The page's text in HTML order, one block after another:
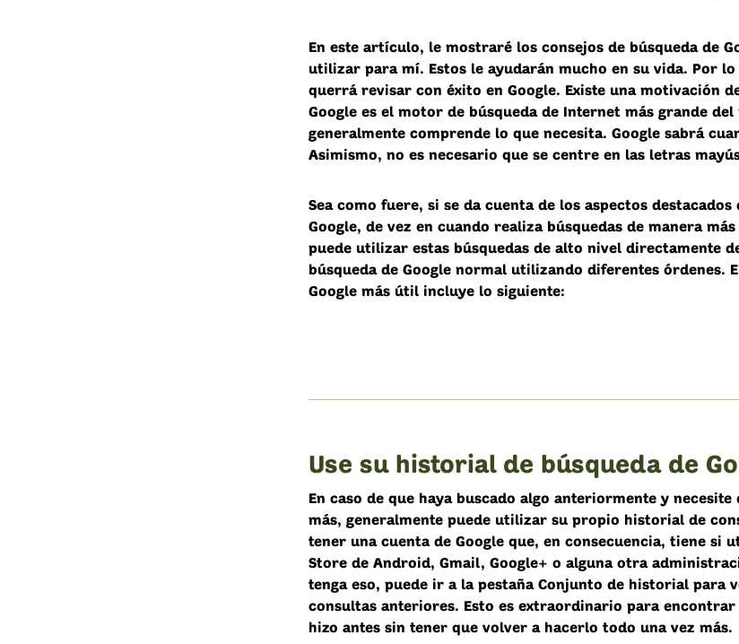
En este artículo, le mostraré los consejos de búsqueda de
utilizar para mí. Estos le ayudarán mucho en su vida. Por
querrá revisar con éxito en Google. Existe una motivación
Google es el motor de búsqueda de Internet más grande del
generalmente comprende lo que necesita. Google sabrá
Asimismo, no es necesario que se centre en las letras
Sea como fuere, si se da cuenta de los aspectos
Google, de vez en cuando realiza búsquedas de manera
puede utilizar estas búsquedas de alto nivel directamente
búsqueda de Google normal utilizando diferentes órdenes.
Google más útil incluye lo siguiente:
Use su historial de búsqueda de
En caso de que haya buscado algo anteriormente y
más, generalmente puede utilizar su propio historial de
tener una cuenta de Google que, en consecuencia, tiene si
Store de Android, Gmail, Google+ o alguna otra
tenga eso, puede ir a la pestaña Conjunto de historial para
consultas anteriores. Esto es extraordinario para encontrar
hizo antes sin tener que volver a hacerlo todo una vez más.